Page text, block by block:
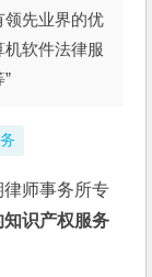
领先业界的优
软件法律服
师事务所专
识产权服务